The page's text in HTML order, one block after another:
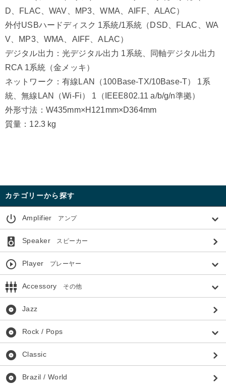
D、FLAC、WAV、MP3、WMA、AIFF、ALAC）
外付USBハードディスク 1系統/1系統（DSD、FLAC、WA
V、MP3、WMA、AIFF、ALAC）
デジタル出力：光デジタル出力 1系統、同軸デジタル出力
RCA 1系統（金メッキ）
ネットワーク：有線LAN（100Base-TX/10Base-T） 1系
統、無線LAN（Wi-Fi） 1（IEEE802.11 a/b/g/n準拠）
外形寸法：W435mm×H121mm×D364mm
質量：12.3 kg
カテゴリーから探す
power_settings_new Amplifier アンプ
speaker Speakerスピーカー
play_circle_outline Player プレーヤー
settings_input_component Accessory その他
album Jazz
album Rock / Pops
album Classic
album Brazil / World